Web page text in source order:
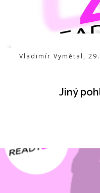
Vladimír Vymětal ,
Jiný